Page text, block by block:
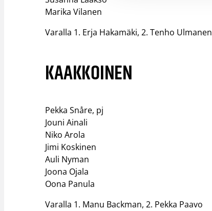
Marika Vilanen​
Varalla 1. Erja Hakamäki, 2. Tenho Ulmanen​
KAAKKOINEN​
Pekka Snåre, pj​
Jouni Ainali​
Niko Arola​
Jimi Koskinen​
Auli Nyman​
Joona Ojala​
Oona Panula​
Varalla 1. Manu Backman, 2. Pekka Paavo